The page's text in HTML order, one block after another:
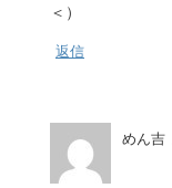
＜）
返信
めん吉